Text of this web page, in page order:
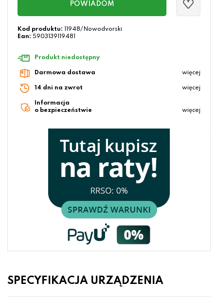
POWIADOM
Kod produktu:
11948/Nowodvorski
Ean: 5903139119481
Produkt niedostępny
Darmowa dostawa więcej
14 dni na zwrot więcej
Informacja
o bezpieczeństwie
więcej
SPECYFIKACJA URZĄDZENIA